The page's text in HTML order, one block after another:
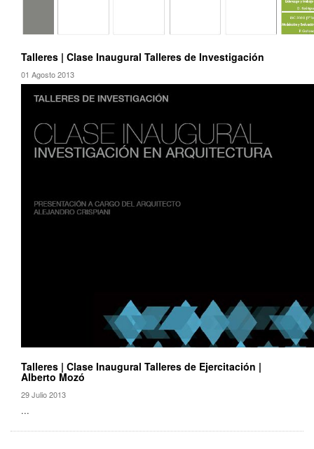
Talleres | Clase Inaugural Talleres de Investigación
01 Agosto 2013
Talleres | Clase Inaugural Talleres de Ejercitación |
Alberto Mozó
29 Julio 2013
...